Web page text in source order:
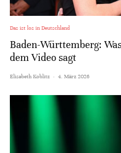
Das ist los in Deutschland
Baden-Württemberg:
dem Video sagt
Elisabeth Koblitz · 4. März 2026